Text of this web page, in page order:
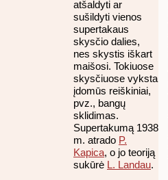
atšaldyti ar
sušildyti vienos
supertakaus
skysčio dalies,
nes skystis iškart
maišosi. Tokiuose
skysčiuose vyksta
įdomūs reiškiniai,
pvz., bangų
sklidimas.
Supertakumą 1938
m. atrado P.
Kapica, o jo teoriją
sukūrė L. Landau.